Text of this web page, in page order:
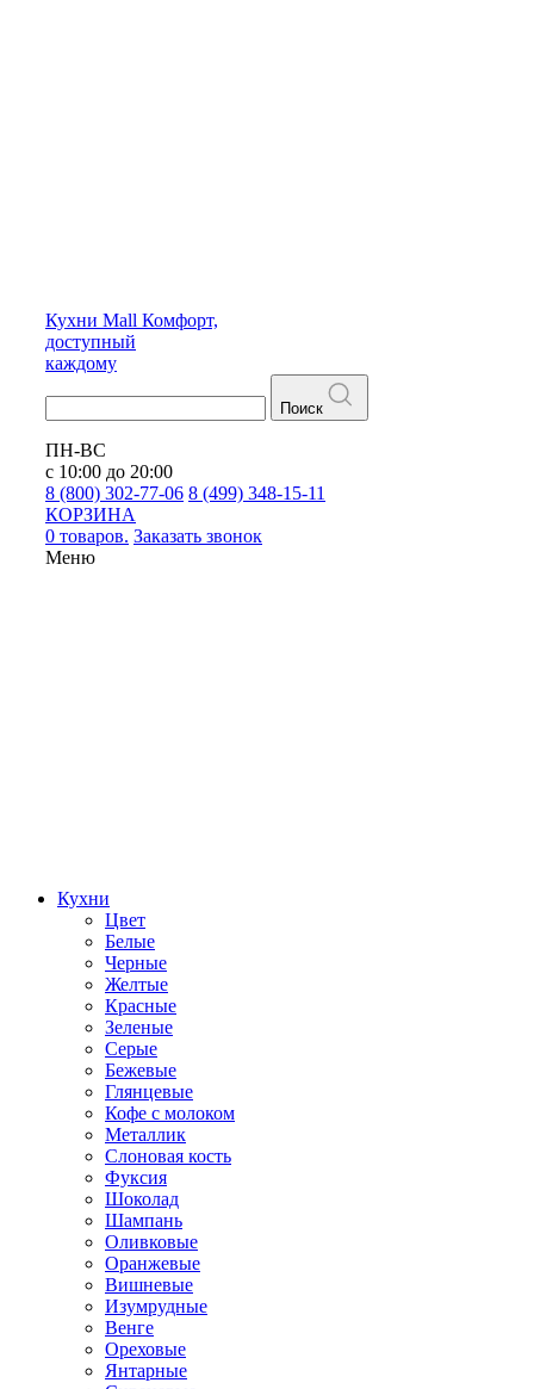
Кухни Mall Комфорт,
доступный
каждому
Поиск
ПН-ВС
с 10:00 до 20:00
8 (800) 302-77-06 8 (499) 348-15-11
КОРЗИНА
0 товаров. Заказать звонок
Меню
Кухни
Цвет
Белые
Черные
Желтые
Красные
Зеленые
Серые
Бежевые
Глянцевые
Кофе с молоком
Металлик
Слоновая кость
Фуксия
Шоколад
Шампань
Оливковые
Оранжевые
Вишневые
Изумрудные
Венге
Ореховые
Янтарные